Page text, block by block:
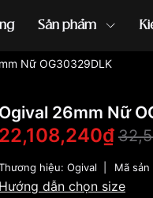
Sản phẩm
Nữ OG30329DLK
Ogival 26mm Nữ
22,108,240₫
hiệu: Ogival Mã sản
Hướng dẫn chọn size